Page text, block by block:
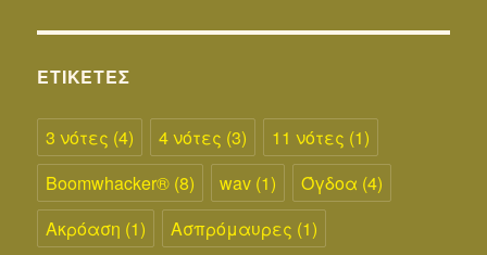
τι-
ΕΤΙΚΈΤΕΣ
3 νότες (4) 4 νότες (3) 11 νότες (1)
Boomwhacker® (8) wav (1) Όγδοα (4)
Ακρόαση (1) Ασπρόμαυρες (1)